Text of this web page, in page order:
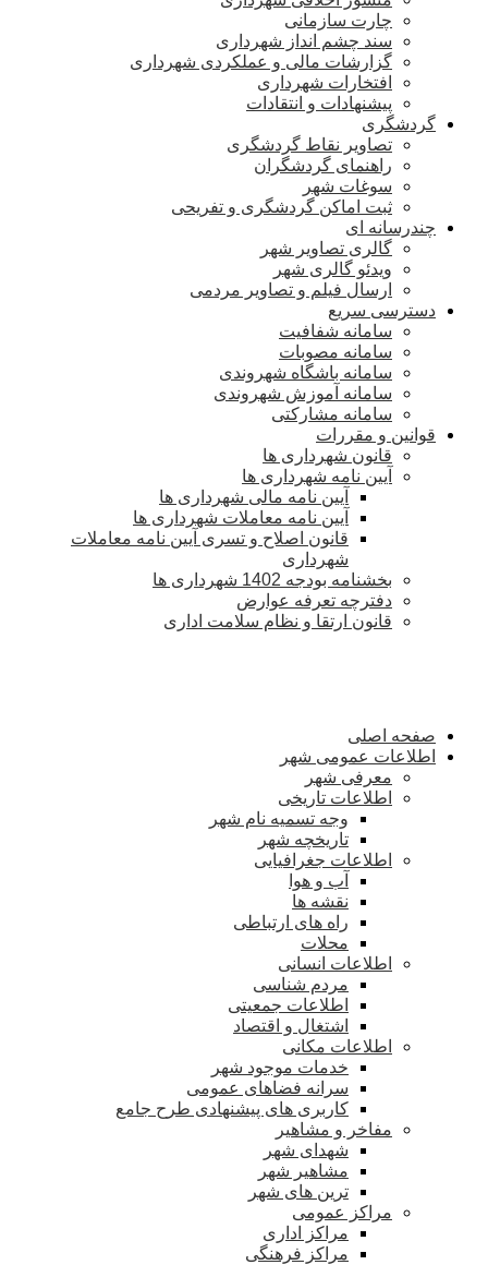
چارت سازمانی
سند چشم انداز شهرداری
گزارشات مالی و عملکردی شهرداری
افتخارات شهرداری
پیشنهادات و انتقادات
گردشگری
تصاویر نقاط گردشگری
راهنمای گردشگران
سوغات شهر
ثبت اماکن گردشگری و تفریحی
چندرسانه ای
گالری تصاویر شهر
ویدئو گالری شهر
ارسال فیلم و تصاویر مردمی
دسترسی سریع
سامانه شفافیت
سامانه مصوبات
سامانه باشگاه شهروندی
سامانه آموزش شهروندی
سامانه مشارکتی
قوانین و مقررات
قانون شهرداری ها
آیین نامه شهرداری ها
آیین نامه مالی شهرداری ها
آیین نامه معاملات شهرداری ها
قانون اصلاح و تسری آیین نامه معاملات
شهرداری
بخشنامه بودجه 1402 شهرداری ها
دفترچه تعرفه عوارض
قانون ارتقا و نظام سلامت اداری
صفحه اصلی
اطلاعات عمومی شهر
معرفی شهر
اطلاعات تاریخی
وجه تسمیه نام شهر
تاریخچه شهر
اطلاعات جغرافیایی
آب و هوا
نقشه ها
راه های ارتباطی
محلات
اطلاعات انسانی
مردم شناسی
اطلاعات جمعیتی
اشتغال و اقتصاد
اطلاعات مکانی
خدمات موجود شهر
سرانه فضاهای عمومی
کاربری های پیشنهادی طرح جامع
مفاخر و مشاهیر
شهدای شهر
مشاهیر شهر
ترین های شهر
مراکز عمومی
مراکز اداری
مراکز فرهنگی